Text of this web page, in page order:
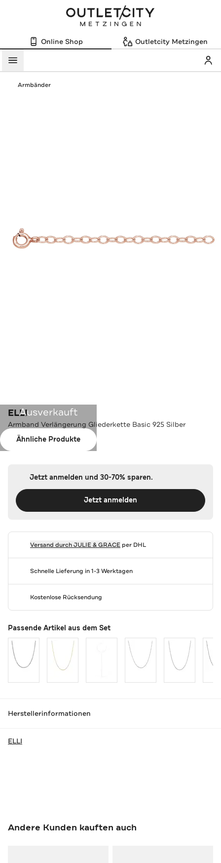
Online Shop Outletcity Metzingen
Menü
Armbänder
Ausverkauft
Ähnliche Produkte
ELLI
Armband Verlängerung Gliederkette Basic 925 Silber
Jetzt anmelden und 30-70% sparen.
Jetzt anmelden
Versand durchJULIE & GRACEper DHL
Schnelle Lieferung in 1-3 Werktagen
Kostenlose Rücksendung
Passende Artikel aus dem Set
Herstellerinformationen
ELLI
Andere Kunden kauften auch